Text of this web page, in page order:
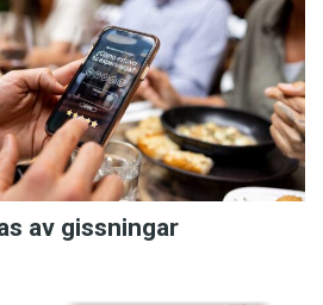
av gissningar